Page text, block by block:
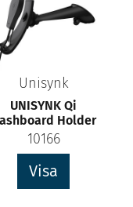
Unisynk
UNISYNK Qi
Holder
10166
Visa